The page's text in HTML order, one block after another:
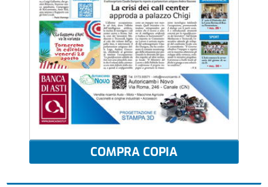
COMPRA COPIA